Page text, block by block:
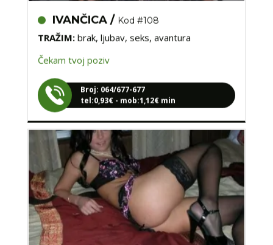
IVANČICA /
TRAŽIM:brak, ljubav, seks, avantura
Čekam tvoj poziv
tel:0,93€ - mob:1,12€ min